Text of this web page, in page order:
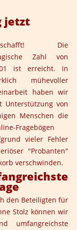
jetzt
Die
Zahl von
ist erreicht. In
mühevoller
haben wir
Unterstützung von
Menschen die
Fragebögen
vieler Fehler
"Probanten"
verschwinden.
den Beteiligten für
Stolz können wir
umfangreichste